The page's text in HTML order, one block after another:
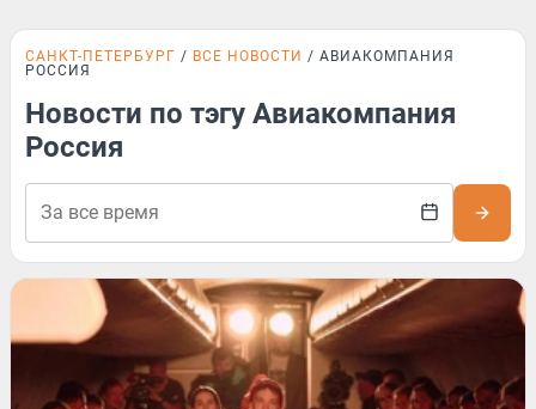
САНКТ-ПЕТЕРБУРГ ВСЕ НОВОСТИ
АВИАКОМПАНИЯ
РОССИЯ
Новости по тэгу Авиакомпания
Россия